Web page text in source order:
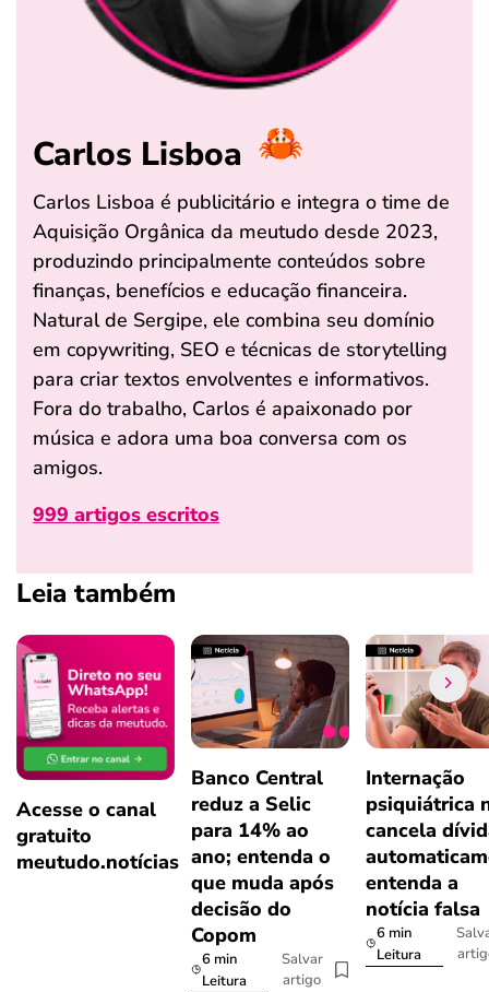
Carlos Lisboa
Carlos Lisboa é publicitário e integra o time de
Aquisição Orgânica da meutudo desde 2023,
produzindo principalmente conteúdos sobre
finanças, benefícios e educação financeira.
Natural de Sergipe, ele combina seu domínio
em copywriting, SEO e técnicas de storytelling
para criar textos envolventes e informativos.
Fora do trabalho, Carlos é apaixonado por
música e adora uma boa conversa com os
amigos.
999 artigos escritos
Leia também
Acesse o canal
gratuito
meutudo.notícias
Banco Central
reduz a Selic
para 14% ao
ano; entenda o
que muda após
decisão do
Copom
6 min
Leitura
Salvar
artigo
Internação
psiquiátrica
cancela
entenda a
notícia falsa
6 min
Leitura